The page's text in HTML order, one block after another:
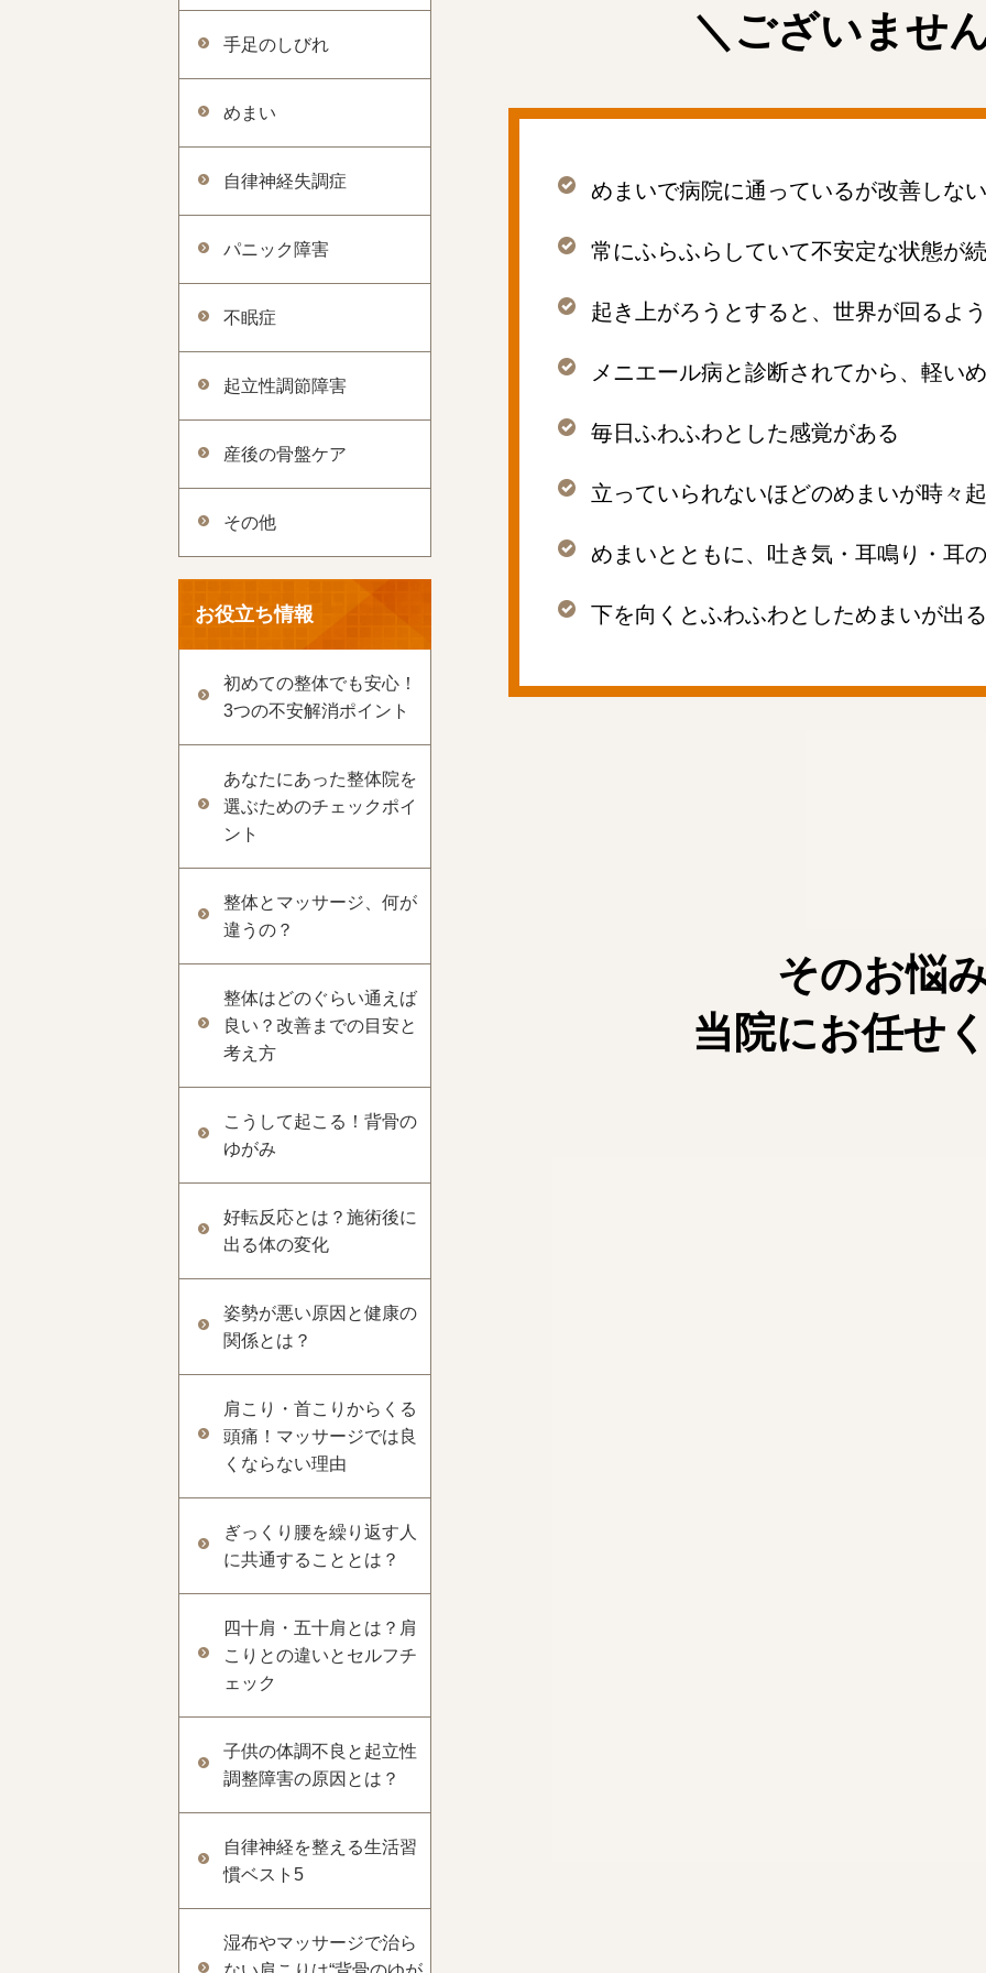
＼ございませ
めまいで病院に通っているが改善しない
常にふらふらしていて不安定な状態が
起き上がろうとすると、世界が回るよ
メニエール病と診断されてから、軽い
毎日ふわふわとした感覚がある
立っていられないほどのめまいが時々
めまいとともに、吐き気・耳鳴り・耳
下を向くとふわふわとしためまいが出る
そのお悩
当院にお任せ
手足のしびれ
めまい
自律神経失調症
パニック障害
不眠症
起立性調節障害
産後の骨盤ケア
その他
お役立ち情報
初めての整体でも安心！
3つの不安解消ポイント
あなたにあった整体院を
選ぶためのチェックポイ
ント
整体とマッサージ、何が
違うの？
整体はどのぐらい通えば
良い？改善までの目安と
考え方
こうして起こる！背骨の
ゆがみ
好転反応とは？施術後に
出る体の変化
姿勢が悪い原因と健康の
関係とは？
肩こり・首こりからくる
頭痛！マッサージでは良
くならない理由
ぎっくり腰を繰り返す人
に共通することとは？
四十肩・五十肩とは？肩
こりとの違いとセルフチ
ェック
子供の体調不良と起立性
調整障害の原因とは？
自律神経を整える生活習
慣ベスト5
湿布やマッサージで治ら